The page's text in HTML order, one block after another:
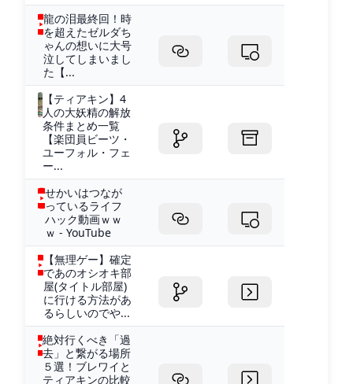
龍の泪最終回！時
を超えたゼルダち
ゃんの想いに大号
泣してしまいまし
た【...
【ティアキン】4
人の大妖精の解放
条件まとめ一覧
【楽団員ビーツ・
ユーフォル・フェ
ー...
せかいはつなが
っているライフ
ハック動画ｗｗ
ｗ - YouTube
【無理ゲー】確定
であのオシオキ部
屋(タイトル部屋)
に行ける方法があ
るらしいのでや...
絶対行くべき「過
去」と繋がる場所
５選！ブレワイと
ティアキンの比較